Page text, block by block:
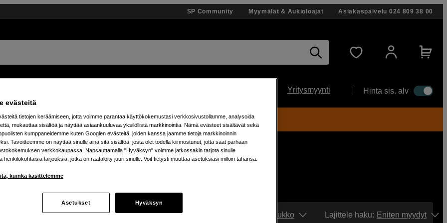
SP Community Myymälät & Aukioloajat Asiakaspalvelu 024 809 38 00
Yritysmyynti Hinta sis. alv
Ruudukko Lajittele haku: Eniten myydyt
% alennusta teenage engineering -tuotteista – 7.8. asti!
evästeitä
tietojen keräämiseen, jotta voimme parantaa käyttökokemustasi verkkosivustollamme, analysoida
mukauttaa sisältöä ja näyttää asiaankuuluvaa yksilöllistä markkinointia. Nämä evästeet sisältävät sekä
kumppaneidemme kuten Googlen evästeitä, joiden kanssa jaamme tietoja markkinoinnin
Tavoitteemme on näyttää sinulle aina sitä sisältöä, josta olet todella kiinnostunut, jotta saat parhaan
verkkokaupassa. Napsauttamalla "Hyväksyn" voimme jatkossakin tarjota sinulle
henkilökohtaisia tarjouksia, jotka on räätälöity juuri sinulle. Voit tietysti muuttaa asetuksiasi milloin tahansa.
kuinka käsittelemme
Asetukset Hyväksyn